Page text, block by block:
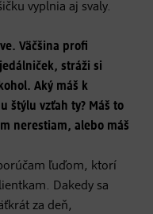
vyplnia aj svaly.
Väčšina profi
stráži si
Aký máš k
štýlu vzťah ty? Máš to
nerestiam, alebo máš
ľuďom, ktorí
Dakedy sa
za deň,